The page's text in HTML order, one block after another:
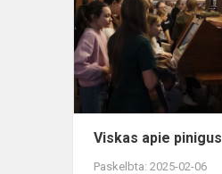
Viskas apie pinigus
Paskelbta: 2025-02-06